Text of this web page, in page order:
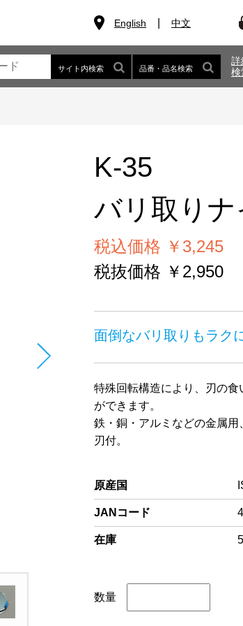
English 中文
サイト内検索 品番・品名検索
詳
検
K-35
バリ取りナ
税込価格 ￥3,245
税抜価格 ￥2,950
面倒なバリ取りもラク
特殊回転構造により、刃の食
ができます。
鉄・銅・アルミなどの金属
刃付。
原産国
JANコード
在庫
数量